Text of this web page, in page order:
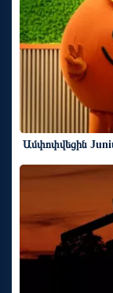
Ամփոփվեցին